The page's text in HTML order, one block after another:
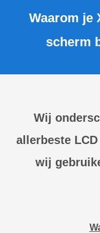
Waarom je
scherm
Wij
allerbeste
wij